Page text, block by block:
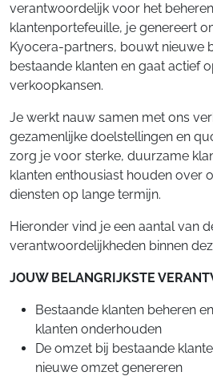
verantwoordelijk voor het
klantenportefeuille, je genereert
Kyocera-partners, bouwt nieuwe
bestaande klanten en gaat actief
verkoopkansen.
Je werkt nauw samen met ons
gezamenlijke doelstellingen en
zorg je voor sterke, duurzame
klanten enthousiast houden over
diensten op lange termijn.
Hieronder vind je een aantal van
verantwoordelijkheden binnen
JOUW BELANGRIJKSTE
Bestaande klanten beheren
klanten onderhouden
De omzet bij bestaande
nieuwe omzet genereren